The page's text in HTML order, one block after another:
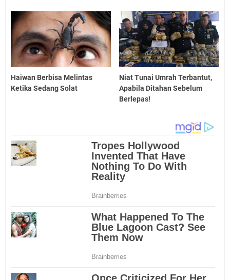
Haiwan Berbisa Melintas
Ketika Sedang Solat
Niat Tunai Umrah Terbantut,
Apabila Ditahan Sebelum
Berlepas!